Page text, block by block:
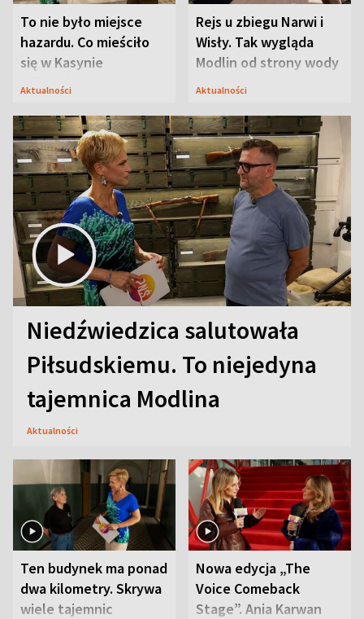
To nie było miejsce
hazardu. Co mieściło
się w Kasynie
Oficerskim?
Aktualności
Rejs u zbiegu Narwi i
Wisły. Tak wygląda
Modlin od strony wody
Aktualności
Niedźwiedzica salutowała
Piłsudskiemu. To niejedyna
tajemnica Modlina
Aktualności
Ten budynek ma ponad
dwa kilometry. Skrywa
wiele tajemnic
Nowa edycja „The
Voice Comeback
Stage”. Ania Karwan